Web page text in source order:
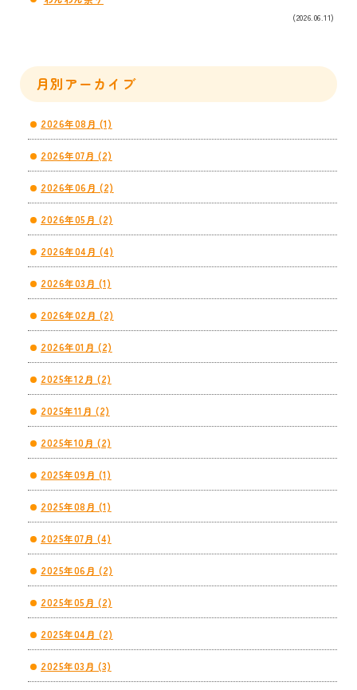
(2026.06.11)
月別アーカイブ
2026年08月 (1)
2026年07月 (2)
2026年06月 (2)
2026年05月 (2)
2026年04月 (4)
2026年03月 (1)
2026年02月 (2)
2026年01月 (2)
2025年12月 (2)
2025年11月 (2)
2025年10月 (2)
2025年09月 (1)
2025年08月 (1)
2025年07月 (4)
2025年06月 (2)
2025年05月 (2)
2025年04月 (2)
2025年03月 (3)